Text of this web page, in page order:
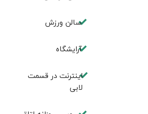
سالن ورزش
آرایشگاه
اینترنت در قسمت
لابی